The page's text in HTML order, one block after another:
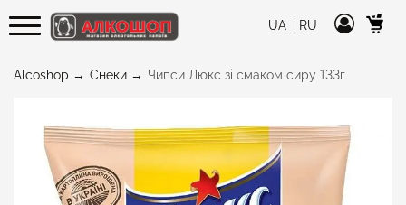
UA RU
Alcoshop Снеки Чипси Люкс зі смаком сиру 133г